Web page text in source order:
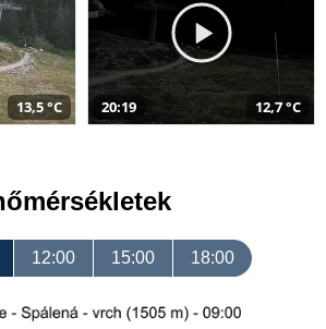
13,5 °C 20:19 12,7 °C
12:00 15:00 18:00